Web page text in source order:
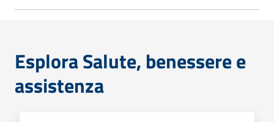
Esplora Salute, benessere e
assistenza